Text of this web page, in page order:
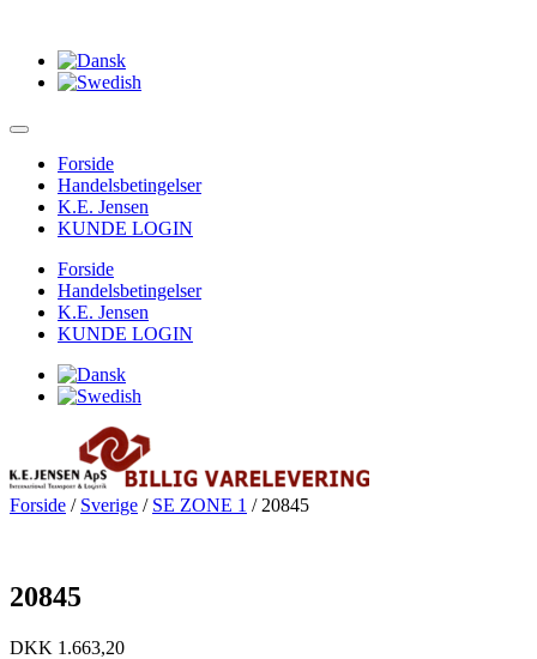
Forside
Handelsbetingelser
K.E. Jensen
KUNDE LOGIN
Forside
Handelsbetingelser
K.E. Jensen
KUNDE LOGIN
Forside / Sverige / SE ZONE 1 / 20845
20845
DKK 1.663,20